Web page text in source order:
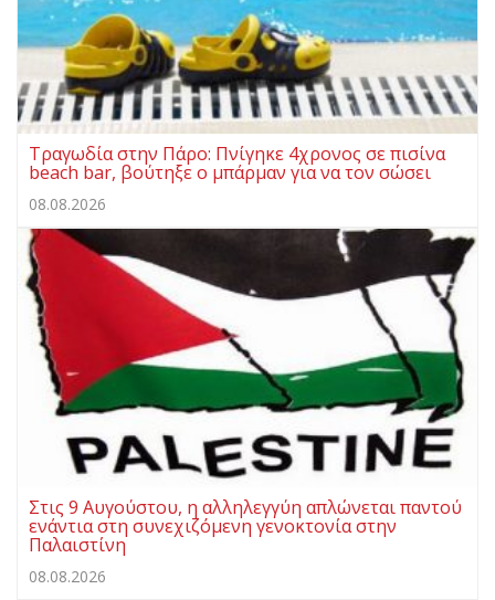
Τραγωδία στην Πάρο: Πνίγηκε 4χρονος σε πισίνα
beach bar, βούτηξε ο μπάρμαν για να τον σώσει
08.08.2026
Στις 9 Αυγούστου, η αλληλεγγύη απλώνεται παντού
ενάντια στη συνεχιζόμενη γενοκτονία στην
Παλαιστίνη
08.08.2026